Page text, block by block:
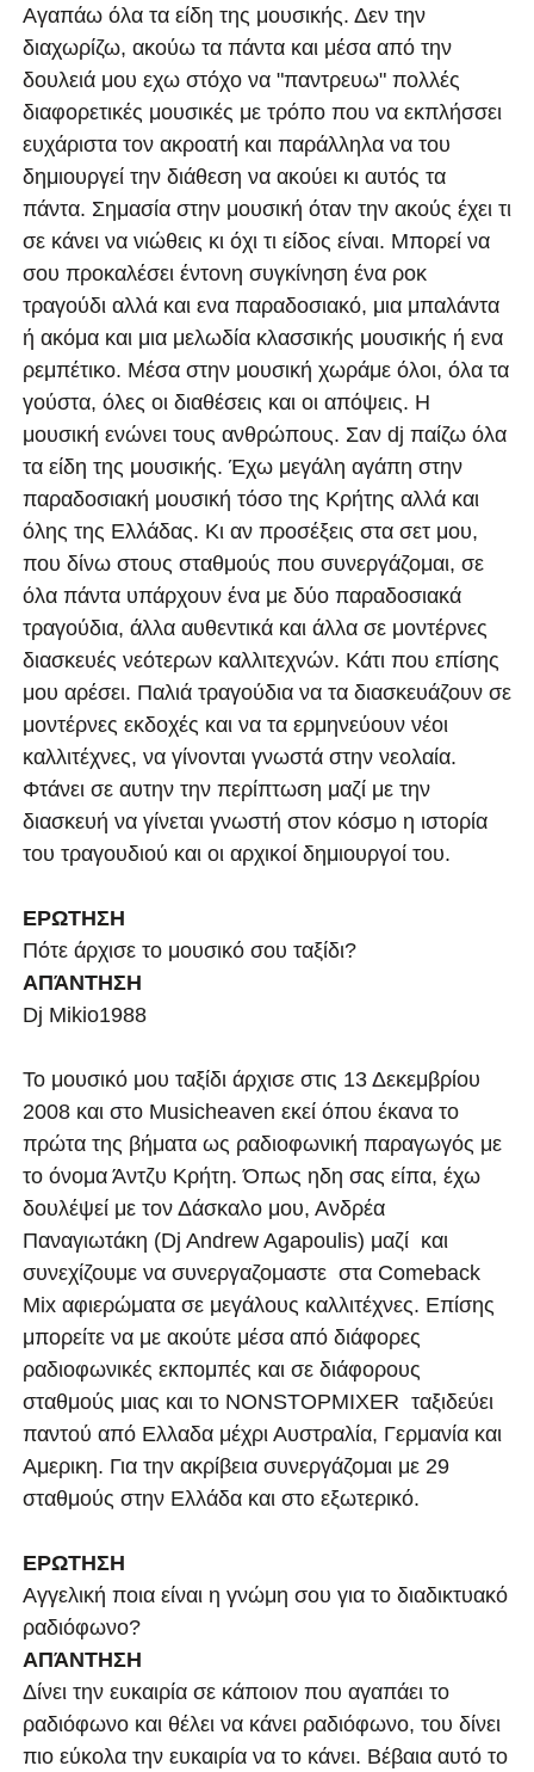
Αγαπάω όλα τα είδη της μουσικής. Δεν την
διαχωρίζω, ακούω τα πάντα και μέσα από την
δουλειά μου εχω στόχο να "παντρευω" πολλές
διαφορετικές μουσικές με τρόπο που να εκπλήσσει
ευχάριστα τον ακροατή και παράλληλα να του
δημιουργεί την διάθεση να ακούει κι αυτός τα
πάντα. Σημασία στην μουσική όταν την ακούς έχει τι
σε κάνει να νιώθεις κι όχι τι είδος είναι. Μπορεί να
σου προκαλέσει έντονη συγκίνηση ένα ροκ
τραγούδι αλλά και ενα παραδοσιακό, μια μπαλάντα
ή ακόμα και μια μελωδία κλασσικής μουσικής ή ενα
ρεμπέτικο. Μέσα στην μουσική χωράμε όλοι, όλα τα
γούστα, όλες οι διαθέσεις και οι απόψεις. Η
μουσική ενώνει τους ανθρώπους. Σαν dj παίζω όλα
τα είδη της μουσικής. Έχω μεγάλη αγάπη στην
παραδοσιακή μουσική τόσο της Κρήτης αλλά και
όλης της Ελλάδας. Κι αν προσέξεις στα σετ μου,
που δίνω στους σταθμούς που συνεργάζομαι, σε
όλα πάντα υπάρχουν ένα με δύο παραδοσιακά
τραγούδια, άλλα αυθεντικά και άλλα σε μοντέρνες
διασκευές νεότερων καλλιτεχνών. Κάτι που επίσης
μου αρέσει. Παλιά τραγούδια να τα διασκευάζουν σε
μοντέρνες εκδοχές και να τα ερμηνεύουν νέοι
καλλιτέχνες, να γίνονται γνωστά στην νεολαία.
Φτάνει σε αυτην την περίπτωση μαζί με την
διασκευή να γίνεται γνωστή στον κόσμο η ιστορία
του τραγουδιού και οι αρχικοί δημιουργοί του.
ΕΡΩΤΗΣΗ
Πότε άρχισε το μουσικό σου ταξίδι?
ΑΠΆΝΤΗΣΗ
Dj Mikio1988
Το μουσικό μου ταξίδι άρχισε στις 13 Δεκεμβρίου
2008 και στο Musicheaven εκεί όπου έκανα το
πρώτα της βήματα ως ραδιοφωνική παραγωγός με
το όνομα Άντζυ Κρήτη. Όπως ηδη σας είπα, έχω
δουλέψεί με τον Δάσκαλο μου, Ανδρέα
Παναγιωτάκη (Dj Andrew Agapoulis) μαζί και
συνεχίζουμε να συνεργαζομαστε στα Comeback
Mix αφιερώματα σε μεγάλους καλλιτέχνες. Επίσης
μπορείτε να με ακούτε μέσα από διάφορες
ραδιοφωνικές εκπομπές και σε διάφορους
σταθμούς μιας και το NONSTOPMIXER ταξιδεύει
παντού από Ελλαδα μέχρι Αυστραλία, Γερμανία και
Αμερικη. Για την ακρίβεια συνεργάζομαι με 29
σταθμούς στην Ελλάδα και στο εξωτερικό.
ΕΡΩΤΗΣΗ
Αγγελική ποια είναι η γνώμη σου για το διαδικτυακό
ραδιόφωνο?
ΑΠΆΝΤΗΣΗ
Δίνει την ευκαιρία σε κάποιον που αγαπάει το
ραδιόφωνο και θέλει να κάνει ραδιόφωνο, του δίνει
πιο εύκολα την ευκαιρία να το κάνει. Βέβαια αυτό το